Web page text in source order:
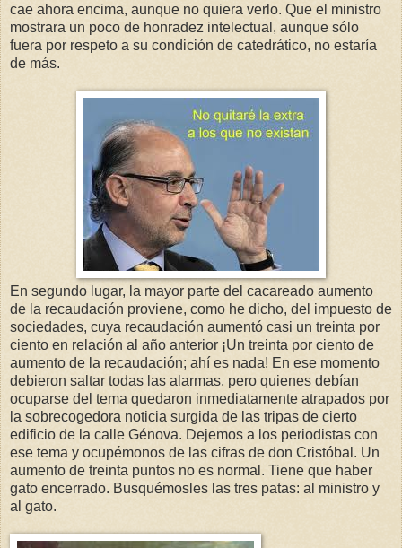
cae ahora encima, aunque no quiera verlo. Que el ministro
mostrara un poco de honradez intelectual, aunque sólo
fuera por respeto a su condición de catedrático, no estaría
de más.
En segundo lugar, la mayor parte del cacareado aumento
de la recaudación proviene, como he dicho, del impuesto de
sociedades, cuya recaudación aumentó casi un treinta por
ciento en relación al año anterior ¡Un treinta por ciento de
aumento de la recaudación; ahí es nada! En ese momento
debieron saltar todas las alarmas, pero quienes debían
ocuparse del tema quedaron inmediatamente atrapados por
la sobrecogedora noticia surgida de las tripas de cierto
edificio de la calle Génova. Dejemos a los periodistas con
ese tema y ocupémonos de las cifras de don Cristóbal. Un
aumento de treinta puntos no es normal. Tiene que haber
gato encerrado. Busquémosles las tres patas: al ministro y
al gato.